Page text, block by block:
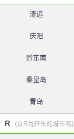
清远
庆阳
黔东南
秦皇岛
青岛
R (以R为开头的城市名)